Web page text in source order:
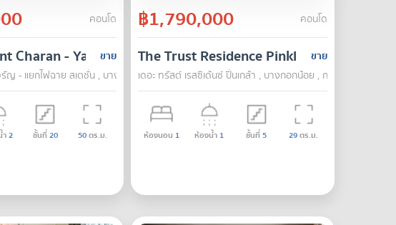
คอนโด
ขาย
Charan - Yaek Fai Chai Station
รัญ - แยกไฟฉาย สเตชั่น , บางกอกน้อย , กรุงเทพ
ำ2 ชั้นที่20 50ตร.ม.
฿1,790,000 คอนโด
ขาย
The Trust Residence Pinklao
เดอะ ทรัสต์ เรสซิเด้นซ์ ปิ่นเกล้า , บางกอกน้อย , กรุงเทพ
ห้องนอน 1 ห้องน้ำ 1 ชั้นที่5 29ตร.ม.